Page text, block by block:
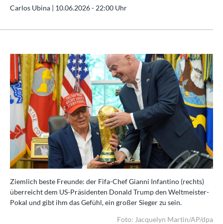
Carlos Ubina | 10.06.2026 - 22:00 Uhr
Ziemlich beste Freunde: der Fifa-Chef Gianni Infantino (rechts)
überreicht dem US-Präsidenten Donald Trump den Weltmeister-
Pokal und gibt ihm das Gefühl, ein großer Sieger zu sein.
Foto: Jacquelyn Martin/AP/dpa